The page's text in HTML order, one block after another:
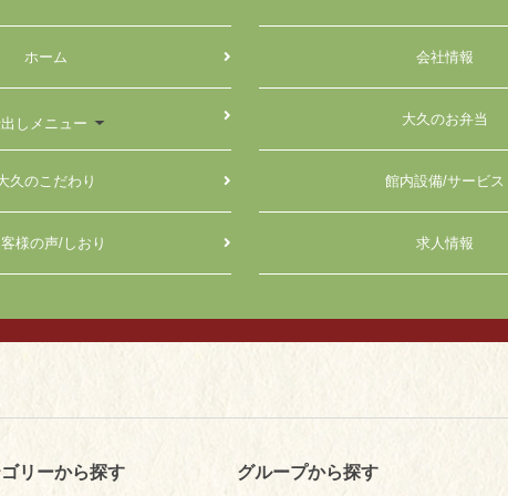
ホーム 会社情報
しメニュー 大久のお弁当
久のこだわり 館内設備/サービス
様の声/しおり 求人情報
リーから探す グループから探す